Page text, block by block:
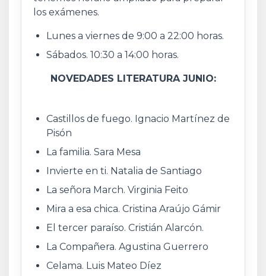
los exámenes.
Lunes a viernes de 9:00 a 22:00 horas.
Sábados. 10:30 a 14:00 horas.
NOVEDADES LITERATURA JUNIO:
Castillos de fuego. Ignacio Martínez de
Pisón
La familia. Sara Mesa
Invierte en ti. Natalia de Santiago
La señora March. Virginia Feito
Mira a esa chica. Cristina Araújo Gámir
El tercer paraíso. Cristián Alarcón.
La Compañera. Agustina Guerrero
Celama. Luis Mateo Díez